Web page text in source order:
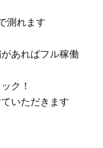
測れます
あればフル稼働
ク！
いただきます